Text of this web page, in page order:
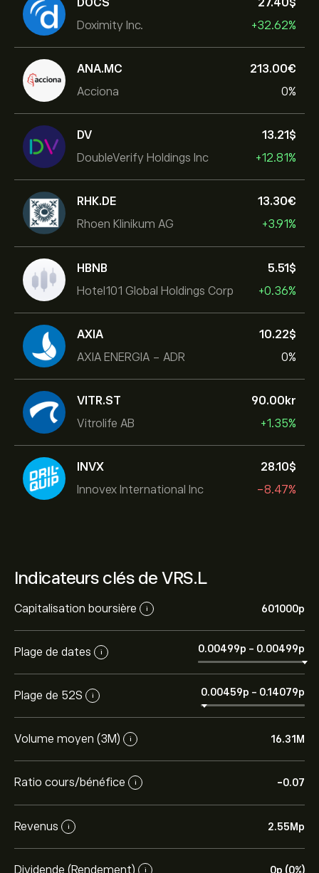
Doximity Inc.
+32.62%
ANA.MC
Acciona
213.00‎€‎
0%
DV
DoubleVerify Holdings Inc
13.21‎$‎
+12.81%
RHK.DE
Rhoen Klinikum AG
13.30‎€‎
+3.91%
HBNB
Hotel101 Global Holdings Corp
5.51‎$‎
+0.36%
AXIA
AXIA ENERGIA - ADR
10.22‎$‎
0%
VITR.ST
Vitrolife AB
90.00‎kr‎
+1.35%
INVX
Innovex International Inc
28.10‎$‎
-8.47%
Indicateurs clés de VRS.L
Capitalisation boursière i 601000‎p‎
Plage de dates i 0.00499‎p‎ - 0.00499‎p‎
Plage de 52S i 0.00459‎p‎ - 0.14079‎p‎
Volume moyen (3M) i 16.31M
Ratio cours/bénéfice i -0.07
Revenus i 2.55M‎p‎
Dividende (Rendement) i 0‎p‎ (0%)